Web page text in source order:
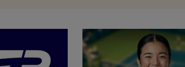
Trabzonspor a început negocierile